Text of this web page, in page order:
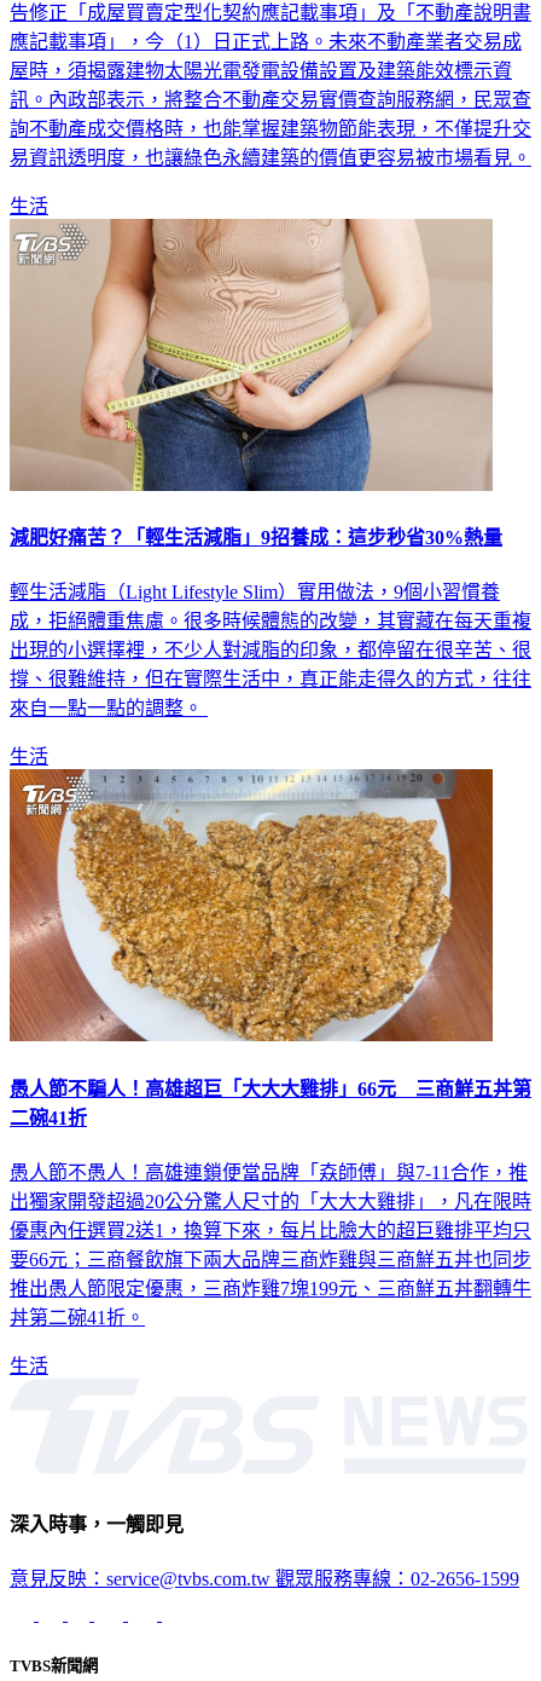
告修正「成屋買賣定型化契約應記載事項」及「不動產說明書
應記載事項」，今（1）日正式上路。未來不動產業者交易成
屋時，須揭露建物太陽光電發電設備設置及建築能效標示資
訊。內政部表示，將整合不動產交易實價查詢服務網，民眾查
詢不動產成交價格時，也能掌握建築物節能表現，不僅提升交
易資訊透明度，也讓綠色永續建築的價值更容易被市場看見。
生活
減肥好痛苦？「輕生活減脂」9招養成：這步秒省30%熱量
輕生活減脂（Light Lifestyle Slim）實用做法，9個小習慣養
成，拒絕體重焦慮。很多時候體態的改變，其實藏在每天重複
出現的小選擇裡，不少人對減脂的印象，都停留在很辛苦、很
撐、很難維持，但在實際生活中，真正能走得久的方式，往往
來自一點一點的調整。
生活
愚人節不騙人！高雄超巨「大大大雞排」66元 三商鮮五丼第
二碗41折
愚人節不愚人！高雄連鎖便當品牌「𡘙師傅」與7-11合作，推
出獨家開發超過20公分驚人尺寸的「大大大雞排」，凡在限時
優惠內任選買2送1，換算下來，每片比臉大的超巨雞排平均只
要66元；三商餐飲旗下兩大品牌三商炸雞與三商鮮五丼也同步
推出愚人節限定優惠，三商炸雞7塊199元、三商鮮五丼翻轉牛
丼第二碗41折。
生活
深入時事，一觸即見
意見反映：service@tvbs.com.tw 觀眾服務專線：02-2656-1599
TVBS新聞網